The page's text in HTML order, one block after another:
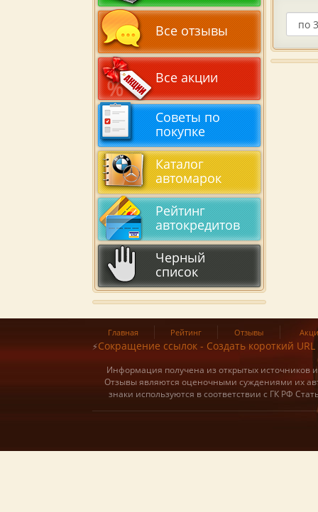
Все отзывы
Все акции
Советы по
покупке
Каталог
автомарок
Рейтинг
автокредитов
Черный
список
Главная Рейтинг Отзывы
⚡Сокращение ссылок - Создать короткий URL
Информация получена из открытых источников
Отзывы являются оценочными суждениями их
знаки используются в соответствии с ГК РФ